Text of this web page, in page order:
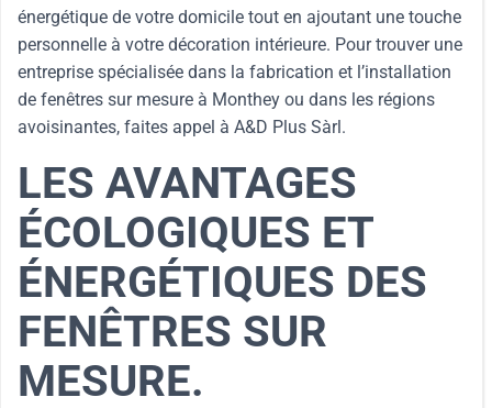
énergétique de votre domicile tout en ajoutant une touche
personnelle à votre décoration intérieure. Pour trouver une
entreprise spécialisée dans la fabrication et l’installation
de fenêtres sur mesure à Monthey ou dans les régions
avoisinantes, faites appel à A&D Plus Sàrl.
LES AVANTAGES
ÉCOLOGIQUES ET
ÉNERGÉTIQUES DES
FENÊTRES SUR
MESURE.